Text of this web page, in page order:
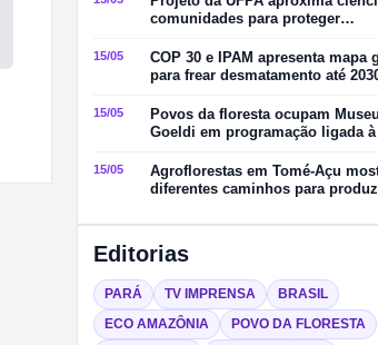
comunidades para proteger
15/05
COP 30 e IPAM apresenta mapa
para frear desmatamento até
15/05
Povos da floresta ocupam Museu
Goeldi em programação ligada à
15/05
Agroflorestas em Tomé-Açu
diferentes caminhos para
Editorias
PARÁ TV IMPRENSA BRASIL
ECO AMAZÔNIA POVO DA FLORESTA